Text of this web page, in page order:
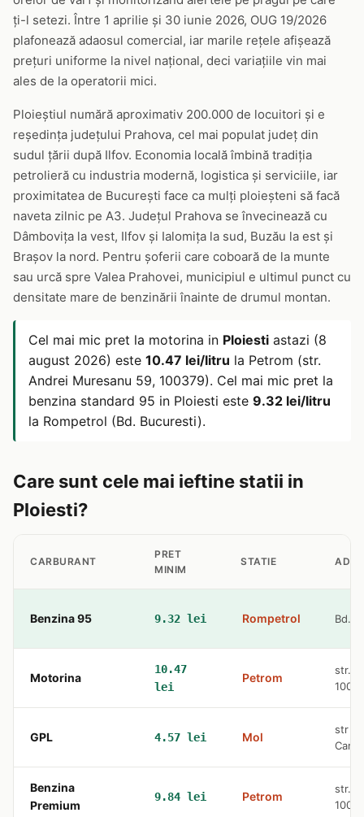
ți-l setezi. Între 1 aprilie și 30 iunie 2026, OUG 19/2026
plafonează adaosul comercial, iar marile rețele afișează
prețuri uniforme la nivel național, deci variațiile vin mai
ales de la operatorii mici.
Ploieștiul numără aproximativ 200.000 de locuitori și e
reședința județului Prahova, cel mai populat județ din
sudul țării după Ilfov. Economia locală îmbină tradiția
petrolieră cu industria modernă, logistica și serviciile, iar
proximitatea de București face ca mulți ploieșteni să facă
naveta zilnic pe A3. Județul Prahova se învecinează cu
Dâmbovița la vest, Ilfov și Ialomița la sud, Buzău la est și
Brașov la nord. Pentru șoferii care coboară de la munte
sau urcă spre Valea Prahovei, municipiul e ultimul punct cu
densitate mare de benzinării înainte de drumul montan.
Cel mai mic pret la motorina in Ploiesti astazi (8
august 2026) este 10.47 lei/litru la Petrom (str.
Andrei Muresanu 59, 100379). Cel mai mic pret la
benzina standard 95 in Ploiesti este 9.32 lei/litru
la Rompetrol (Bd. Bucuresti).
Care sunt cele mai ieftine statii in
Ploiesti?
CARBURANT
PRET
MINIM
STATIE
Benzina 95 9.32 lei Rompetrol Bd.
Motorina
10.47
lei
Petrom
str.
GPL 4.57 lei Mol
str
Benzina
Premium
9.84 lei Petrom
str.